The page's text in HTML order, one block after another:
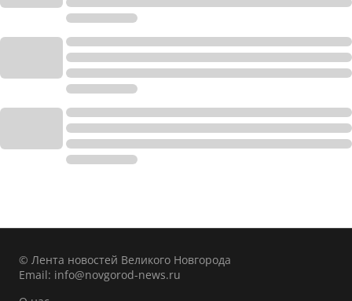
© Лента новостей Великого Новгорода
Email: info@novgorod-news.ru